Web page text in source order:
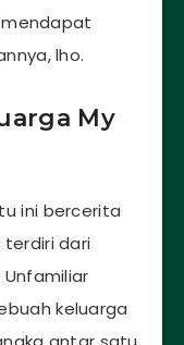
mendapat
lho.
My
ini bercerita
dari
keluarga